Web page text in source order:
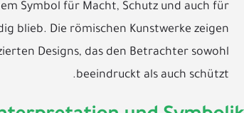
Symbol für Macht, Schutz und auch für
blieb. Die römischen Kunstwerke zeigen
Designs, das den Betrachter sowohl
beeindruckt als auch schützt.